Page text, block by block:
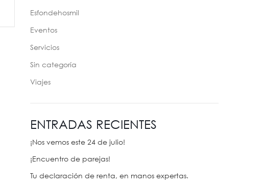
Esfondehosmil
Eventos
Servicios
Sin categoría
Viajes
ENTRADAS RECIENTES
¡Nos vemos este 24 de julio!
¡Encuentro de parejas!
Tu declaración de renta, en manos expertas.